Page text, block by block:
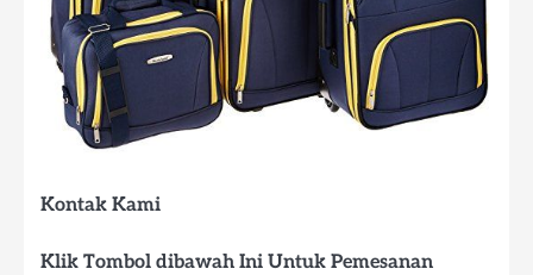
Kontak Kami
Klik Tombol dibawah Ini Untuk Pemesanan